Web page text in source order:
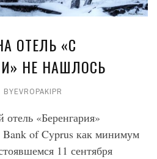
ОТЕЛЬ «С
НЕ НАШЛОСЬ
BYEVROPAKIPR
«Беренгария»
Bank of Cyprus как минимум
11 сентября